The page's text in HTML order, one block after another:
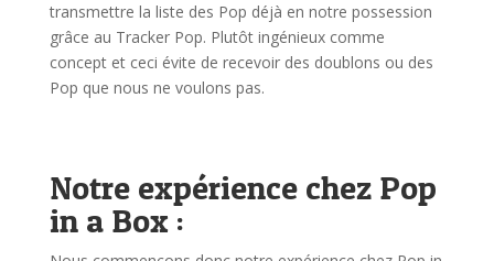
transmettre la liste des Pop déjà en notre possession
grâce au Tracker Pop. Plutôt ingénieux comme
concept et ceci évite de recevoir des doublons ou des
Pop que nous ne voulons pas.
Notre expérience chez Pop
in a Box :